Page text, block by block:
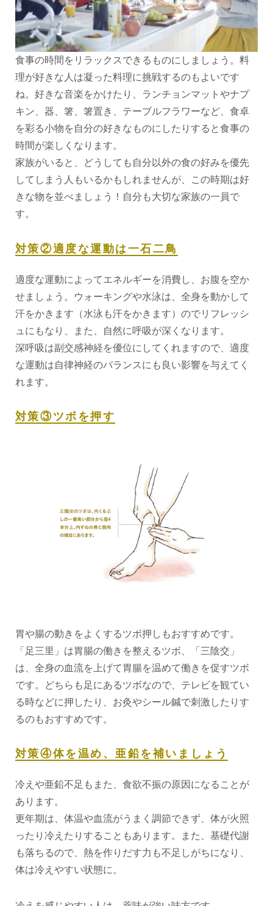
食事の時間をリラックスできるものにしましょう。料
理が好きな人は凝った料理に挑戦するのもよいです
ね。好きな音楽をかけたり、ランチョンマットやナプ
キン、器、箸、箸置き、テーブルフラワーなど、食卓
を彩る小物を自分の好きなものにしたりすると食事の
時間が楽しくなります。
家族がいると、どうしても自分以外の食の好みを優先
してしまう人もいるかもしれませんが、この時期は好
きな物を並べましょう！自分も大切な家族の一員で
す。
対策②適度な運動は一石二鳥
適度な運動によってエネルギーを消費し、お腹を空か
せましょう。ウォーキングや水泳は、全身を動かして
汗をかきます（水泳も汗をかきます）のでリフレッシ
ュにもなり、また、自然に呼吸が深くなります。
深呼吸は副交感神経を優位にしてくれますので、適度
な運動は自律神経のバランスにも良い影響を与えてく
れます。
対策③ツボを押す
胃や腸の動きをよくするツボ押しもおすすめです。
「足三里」は胃腸の働きを整えるツボ、「三陰交」
は、全身の血流を上げて胃腸を温めて働きを促すツボ
です。どちらも足にあるツボなので、テレビを観てい
る時などに押したり、お灸やシール鍼で刺激したりす
るのもおすすめです。
対策④体を温め、亜鉛を補いましょう
冷えや亜鉛不足もまた、食欲不振の原因になることが
あります。
更年期は、体温や血流がうまく調節できず、体が火照
ったり冷えたりすることもあります。また、基礎代謝
も落ちるので、熱を作りだす力も不足しがちになり、
体は冷えやすい状態に。